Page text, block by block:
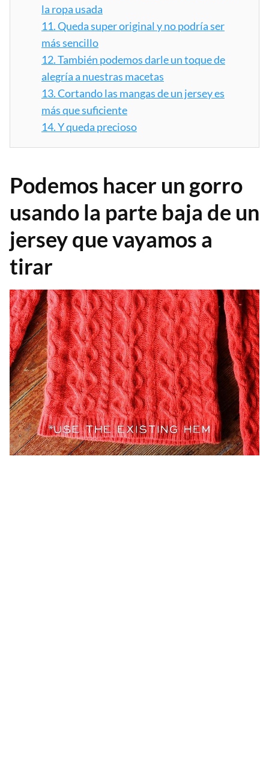
la ropa usada
11.Queda super original y no podría ser
más sencillo
12.También podemos darle un toque de
alegría a nuestras macetas
13.Cortando las mangas de un jersey es
más que suficiente
14.Y queda precioso
Podemos hacer un gorro
usando la parte baja de un
jersey que vayamos a
tirar